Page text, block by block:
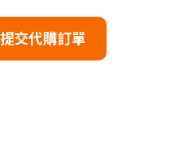
提交代購訂單